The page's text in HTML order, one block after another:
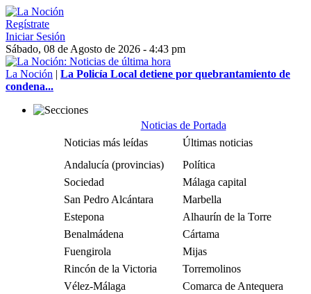
Regístrate
Iniciar Sesión
Sábado, 08 de Agosto de 2026 - 4:43 pm
La Noción | La Policía Local detiene por quebrantamiento de
condena...
Noticias de Portada
Noticias más leídas
Últimas noticias
Andalucía (provincias)
Política
Sociedad
Málaga capital
San Pedro Alcántara
Marbella
Estepona
Alhaurín de la Torre
Benalmádena
Cártama
Fuengirola
Mijas
Rincón de la Victoria
Torremolinos
Vélez-Málaga
Comarca de Antequera